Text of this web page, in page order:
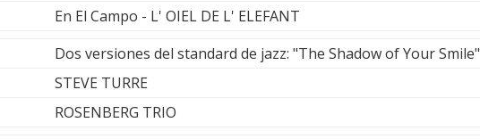
En El Campo - L' OIEL DE L' ELEFANT
Dos versiones del standard de jazz: "The Shadow of Your Smile"
STEVE TURRE
ROSENBERG TRIO